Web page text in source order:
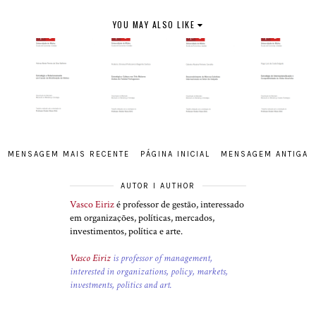
YOU MAY ALSO LIKE
MENSAGEM MAIS RECENTE MENSAGEM ANTIGA
PÁGINA INICIAL
AUTOR I AUTHOR
Vasco Eirizé professor de gestão, interessado
em organizações, políticas, mercados,
investimentos, política e arte.
Vasco Eiriz is professor of management,
interested in organizations, policy, markets,
investments, politics and art.